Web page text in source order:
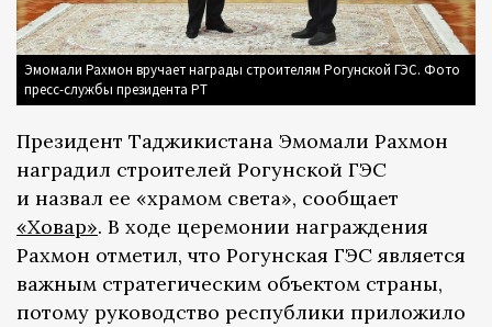
Эмомали Рахмон вручает награды строителям Рогунской ГЭС. Фото
пресс-службы президента РТ
Президент Таджикистана Эмомали Рахмон
наградил строителей Рогунской ГЭС
и назвал ее «храмом света», сообщает
«Ховар». В ходе церемонии награждения
Рахмон отметил, что Рогунская ГЭС является
важным стратегическим объектом страны,
потому руководство республики приложило